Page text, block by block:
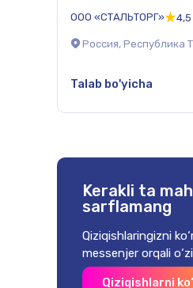
ООО «СТАЛЬТОРГ» 4,5
Россия, Республика
Talab bo'yicha
Kerakli ta
sarflamang
Qiziqishlaringizni
messenjer orqali
Qiziqishlarni